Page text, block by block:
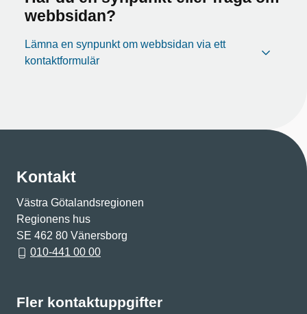
webbsidan?
Lämna en synpunkt om webbsidan via ett
kontaktformulär
Kontakt
Västra Götalandsregionen
Regionens hus
SE 462 80 Vänersborg
010-441 00 00
Fler kontaktuppgifter